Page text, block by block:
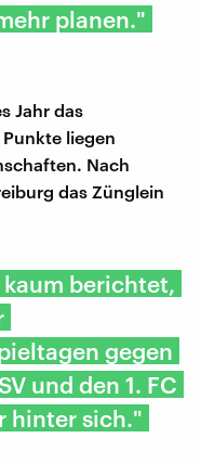
planen."
Jahr das
liegen
Nach
das Zünglein
berichtet,
gegen
und den 1. FC
hinter sich."